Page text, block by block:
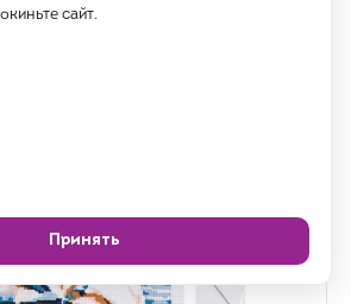
сайт.
Принять